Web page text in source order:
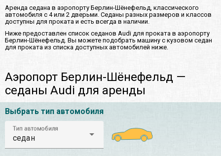
Аренда седана в аэропорту Берлин-Шёнефельд, классического
автомобиля с 4 или 2 дверьми. Седаны разных размеров и классов
доступны для проката и есть всегда в наличии.
Ниже предоставлен список седанов Audi для проката в аэропорту
Берлин-Шёнефельд. Вы можете подобрать машину с кузовом седан
для проката из списка доступных автомобилей ниже.
Аэропорт Берлин-Шёнефельд —
седаны Audi для аренды
Выбрать тип автомобиля
Тип автомобиля
седан